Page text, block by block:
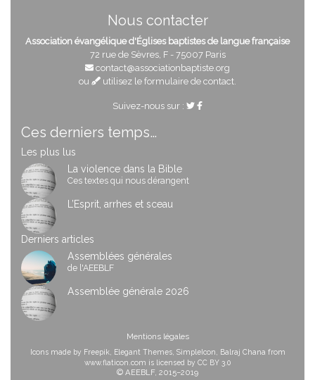
Nous contacter
Association évangélique d'Églises baptistes de langue française
72 rue de Sèvres, F - 75007 Paris
contact@associationbaptiste.org
ou
utilisez le formulaire de contact.
Suivez-nous sur :
Ces derniers temps…
Les plus lus
La violence dans la Bible
Ces textes qui nous dérangent
L’Esprit, arrhes et sceau
Derniers articles
Assemblées générales
de l'AEEBLF
Assemblée générale 2026
Mentions légales
Icons made by Freepik, Elegant Themes, SimpleIcon Balraj Chana from
www.flaticon.com is licensed by CC BY 3.0
© AEEBLF, 2015–2019